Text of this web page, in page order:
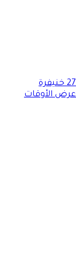
27 خنيفرة
عرض الأوقات